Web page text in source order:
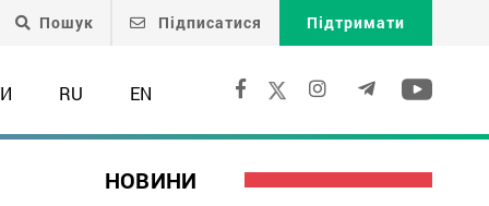
Пошук Підписатися Підтримати
RU EN
НОВИНИ